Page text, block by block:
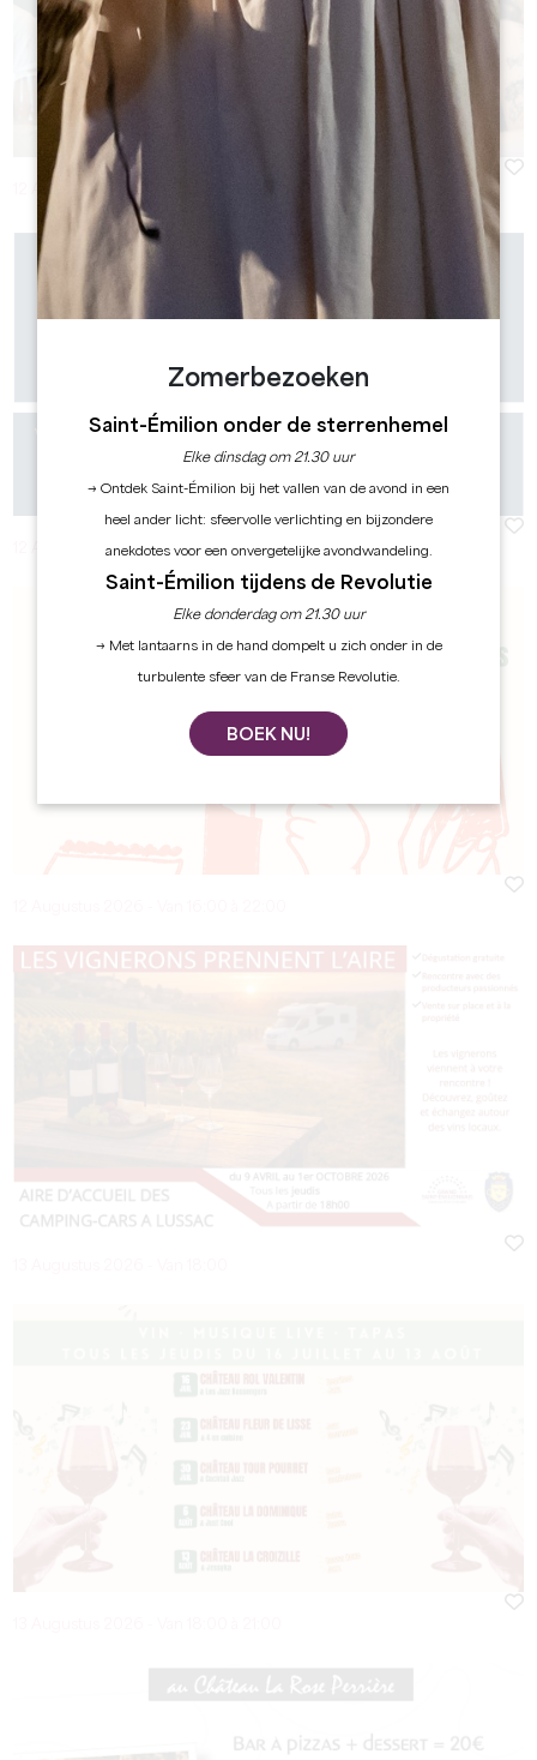
12 Augustus 2026 - Van 17:00 à 19:00
12 Augustus 2026 - Van 18:00 à 22:00
Zomerbezoeken
Saint-Émilion onder de sterrenhemel
Elke dinsdag om 21.30 uur
→ Ontdek Saint-Émilion bij het vallen van de avond in een
heel ander licht: sfeervolle verlichting en bijzondere
anekdotes voor een onvergetelijke avondwandeling.
Saint-Émilion tijdens de Revolutie
Elke donderdag om 21.30 uur
→ Met lantaarns in de hand dompelt u zich onder in de
turbulente sfeer van de Franse Revolutie.
BOEK NU!